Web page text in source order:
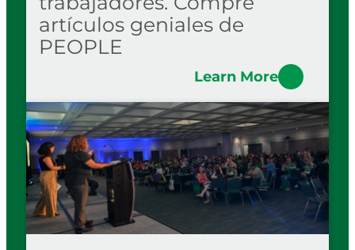
artículos geniales de
PEOPLE
Learn More